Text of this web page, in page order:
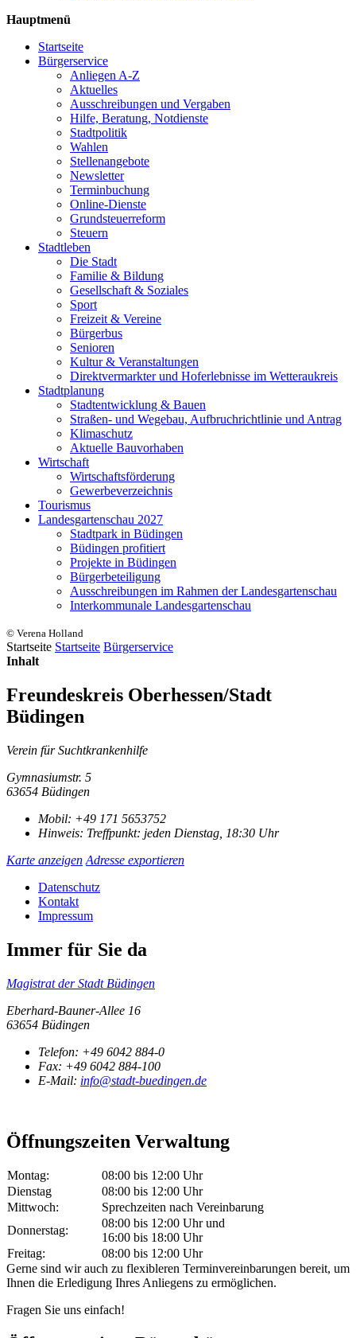
Hauptmenü
Startseite
Bürgerservice
Anliegen A-Z
Aktuelles
Ausschreibungen und Vergaben
Hilfe, Beratung, Notdienste
Stadtpolitik
Wahlen
Stellenangebote
Newsletter
Terminbuchung
Online-Dienste
Grundsteuerreform
Steuern
Stadtleben
Die Stadt
Familie & Bildung
Gesellschaft & Soziales
Sport
Freizeit & Vereine
Bürgerbus
Senioren
Kultur & Veranstaltungen
Direktvermarkter und Hoferlebnisse im Wetteraukreis
Stadtplanung
Stadtentwicklung & Bauen
Straßen- und Wegebau, Aufbruchrichtlinie und Antrag
Klimaschutz
Aktuelle Bauvorhaben
Wirtschaft
Wirtschaftsförderung
Gewerbeverzeichnis
Tourismus
Landesgartenschau 2027
Stadtpark in Büdingen
Büdingen profitiert
Projekte in Büdingen
Bürgerbeteiligung
Ausschreibungen im Rahmen der Landesgartenschau
Interkommunale Landesgartenschau
© Verena Holland
Startseite Startseite Bürgerservice
Inhalt
Freundeskreis Oberhessen/Stadt
Büdingen
Verein für Suchtkrankenhilfe
Gymnasiumstr. 5
63654 Büdingen
Mobil: +49 171 5653752
Hinweis: Treffpunkt: jeden Dienstag, 18:30 Uhr
Karte anzeigen Adresse exportieren
Datenschutz
Kontakt
Impressum
Immer für Sie da
Magistrat der Stadt Büdingen
Eberhard-Bauner-Allee 16
63654 Büdingen
Telefon: +49 6042 884-0
Fax: +49 6042 884-100
E-Mail: info@stadt-buedingen.de
Öffnungszeiten Verwaltung
Montag:
08:00 bis 12:00 Uhr
Dienstag
08:00 bis 12:00 Uhr
Mittwoch:
Sprechzeiten nach Vereinbarung
Donnerstag:
08:00 bis 12:00 Uhr und
16:00 bis 18:00 Uhr
Freitag:
08:00 bis 12:00 Uhr
Gerne sind wir auch zu flexibleren Terminvereinbarungen bereit, um
Ihnen die Erledigung Ihres Anliegens zu ermöglichen.
Fragen Sie uns einfach!